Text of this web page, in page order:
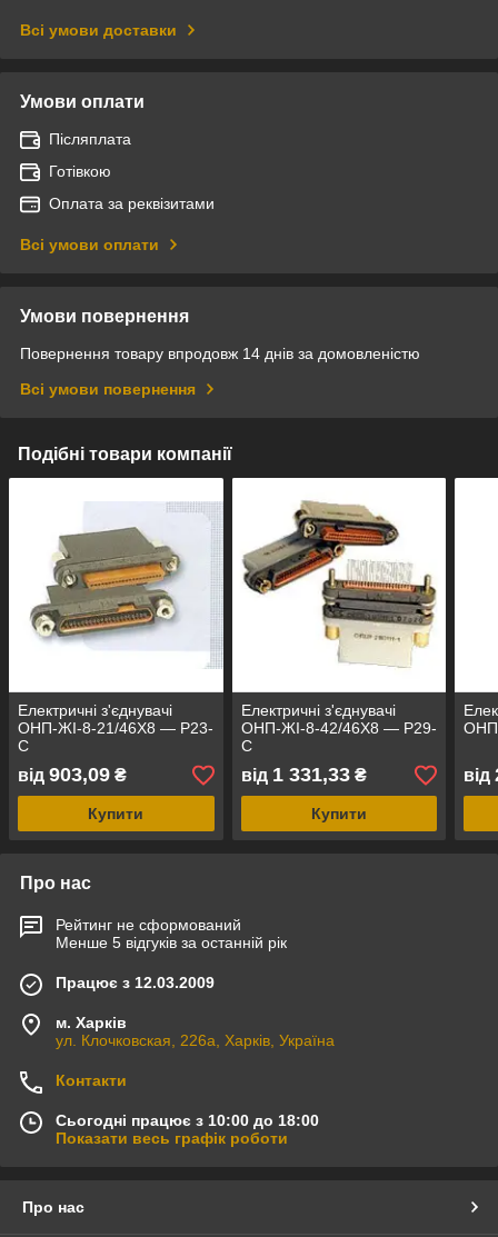
Всі умови доставки
Умови оплати
Післяплата
Готівкою
Оплата за реквізитами
Всі умови оплати
Умови повернення
Повернення товару впродовж 14 днів за домовленістю
Всі умови повернення
Подібні товари компанії
Електричні з'єднувачі
ОНП-ЖІ-8-21/46Х8 — Р23-
С
від 903,09 ₴
Купити
Електричні з'єднувачі
ОНП-ЖІ-8-42/46Х8 — Р29-
С
від 1 331,33₴
Купити
від
Про нас
Рейтинг не сформований
Менше 5 відгуків за останній рік
Працює з 12.03.2009
м. Харків
ул. Клочковская, 226а, Харків, Україна
Контакти
Сьогодні працює з 10:00 до 18:00
Показати весь графік роботи
Про нас